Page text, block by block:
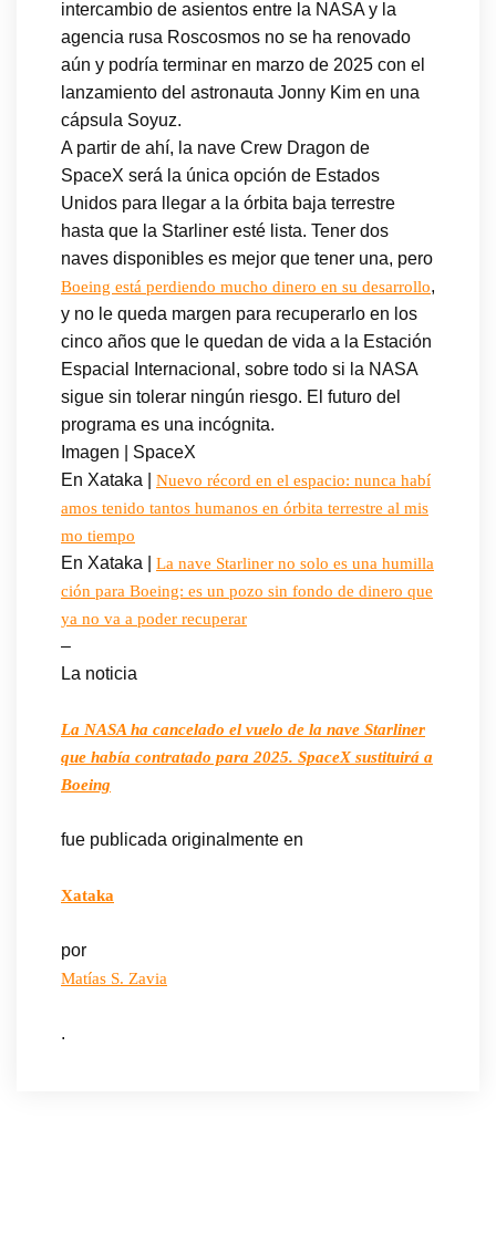
intercambio de asientos entre la NASA y la
agencia rusa Roscosmos no se ha renovado
aún y podría terminar en marzo de 2025 con el
lanzamiento del astronauta Jonny Kim en una
cápsula Soyuz.
A partir de ahí, la nave Crew Dragon de
SpaceX será la única opción de Estados
Unidos para llegar a la órbita baja terrestre
hasta que la Starliner esté lista. Tener dos
naves disponibles es mejor que tener una, pero
Boeing está perdiendo mucho dinero en su desarrollo,
y no le queda margen para recuperarlo en los
cinco años que le quedan de vida a la Estación
Espacial Internacional, sobre todo si la NASA
sigue sin tolerar ningún riesgo. El futuro del
programa es una incógnita.
Imagen | SpaceX
En Xataka | Nuevo récord en el espacio: nunca habí
amos tenido tantos humanos en órbita terrestre al mis
mo tiempo
En Xataka | La nave Starliner no solo es una humilla
ción para Boeing: es un pozo sin fondo de dinero que
ya no va a poder recuperar
–
La noticia
La NASA ha cancelado el vuelo de la nave Starliner
que había contratado para 2025. SpaceX sustituirá a
Boeing
fue publicada originalmente en
Xataka
por
Matías S. Zavia
.